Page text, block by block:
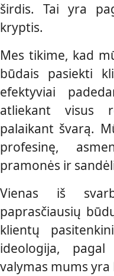
širdis. Tai yra
kryptis.
Mes tikime, kad
būdais pasiekti
efektyviai
atliekant visus
palaikant švarą.
profesinę,
pramonės ir
Vienas iš
paprasčiausių
klientų
ideologija,
valymas mums yra